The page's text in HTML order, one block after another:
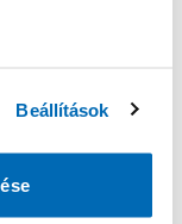
Beállítások